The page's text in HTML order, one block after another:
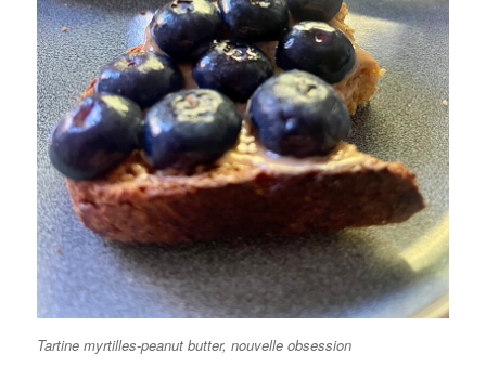
Tartine myrtilles-peanut butter, nouvelle obsession